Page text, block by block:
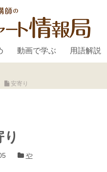
動画で学ぶ 用語解説
安寄り
や